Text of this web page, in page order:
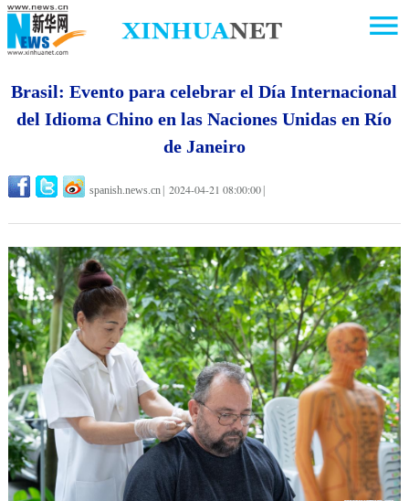
Brasil: Evento para celebrar el Día Internacional
del Idioma Chino en las Naciones Unidas en Río
de Janeiro
spanish.news.cn 2024-04-21 08:00:00